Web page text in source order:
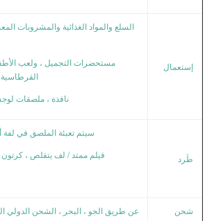
إستعمال
السلع والمواد الغذائية والمشروبات
مستحضرات التجميل ، ولعب
القرطاسية
نافذة ، ملصقات
طَرد
سيتم تعبئة الملصق في لفة
فيلم ممتد / لف يتقلص ،
شحن عن طريق الجو ، البحر ، الشحن الدولي